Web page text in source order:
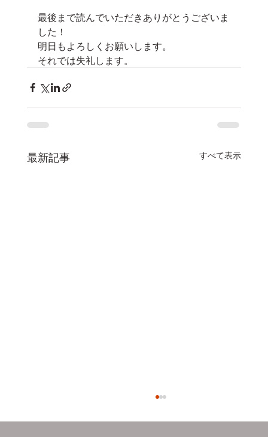
最後まで読んでいただきありがとうございま
した！
明日もよろしくお願いします。
それでは失礼します。
最新記事 すべて表示